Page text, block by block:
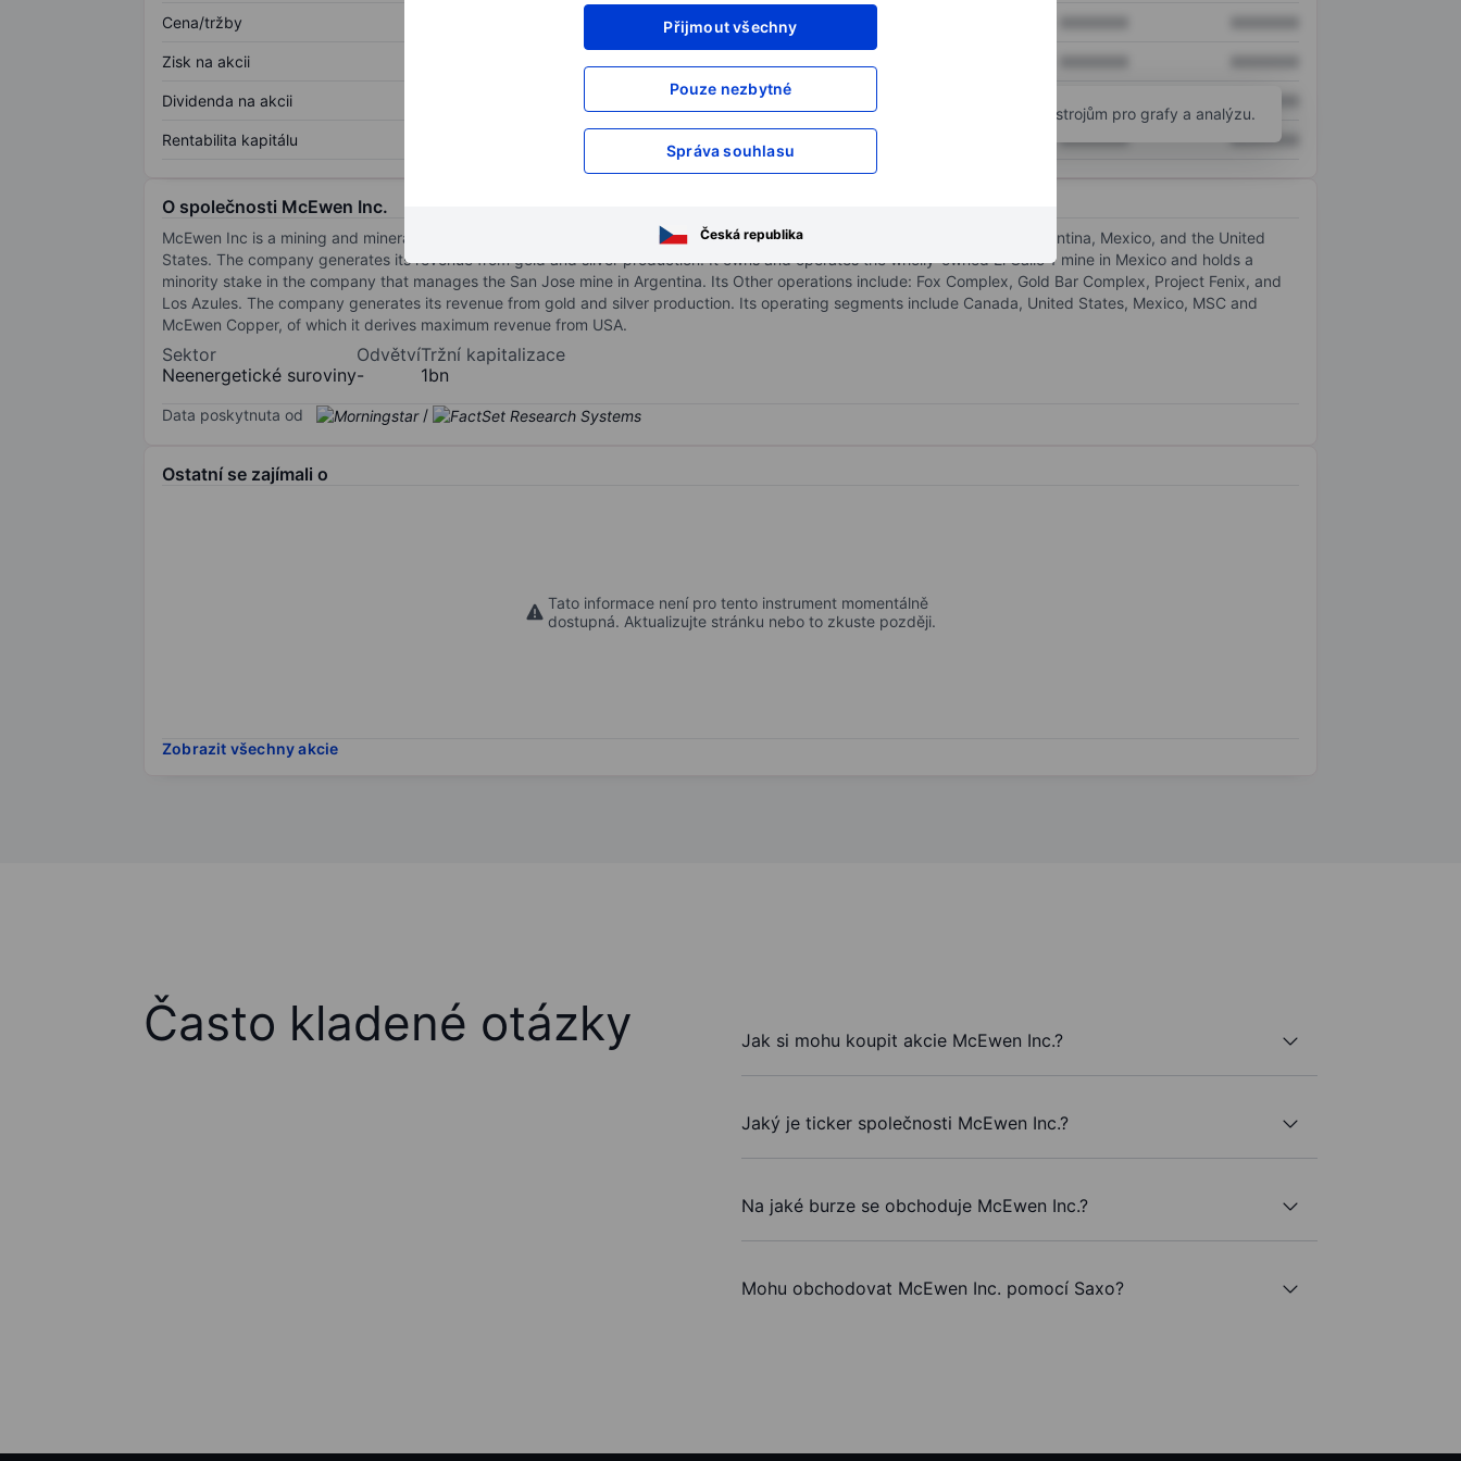
Přijmout všechny
Pouze nezbytné
Správa souhlasu
Česká republika
Cena/tržby XXXXXXX
Zisk na akcii
Dividenda na akcii XXXXXXX
Rentabilita kapitálu XXXXXXX XXXXXXX
Otevřete si účeta získejte přístup k pokročilým nástrojům pro grafy a analýzu.
O společnosti McEwen Inc.
McEwen Inc is a mining and minerals production and exploration company that focuses on precious and base minerals in Argentina, Mexico, and the United
States. The company generates its revenue from gold and silver production. It owns and operates the wholly-owned El Gallo 1 mine in Mexico and holds a
minority stake in the company that manages the San Jose mine in Argentina. Its Other operations include: Fox Complex, Gold Bar Complex, Project Fenix, and
Los Azules. The company generates its revenue from gold and silver production. Its operating segments include Canada, United States, Mexico, MSC and
McEwen Copper, of which it derives maximum revenue from USA.
Sektor
Neenergetické suroviny
Odvětví
-
Tržní kapitalizace
1bn
Data poskytnuta od /
Ostatní se zajímali o
Tato informace není pro tento instrument momentálně
dostupná. Aktualizujte stránku nebo to zkuste později.
Zobrazit všechny akcie
Často kladené otázky Jak si mohu koupit akcie McEwen Inc.?
Jaký je ticker společnosti McEwen Inc.?
Na jaké burze se obchoduje McEwen Inc.?
Mohu obchodovat McEwen Inc. pomocí Saxo?